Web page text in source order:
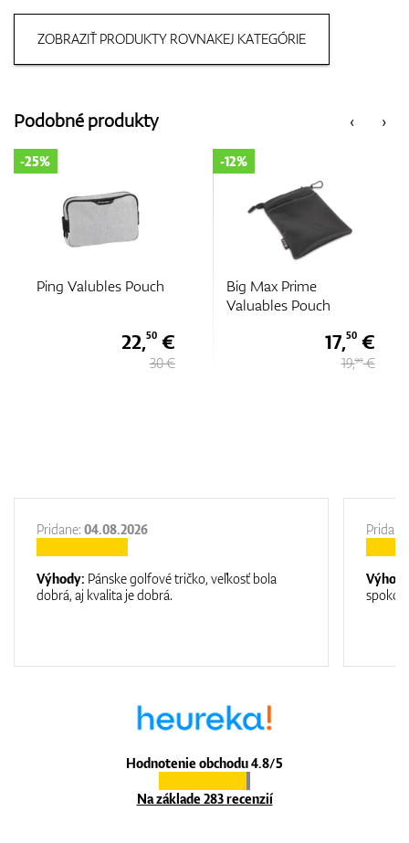
Bagy
Darčekové poukážky
ZOBRAZIŤ PRODUKTY ROVNAKEJ KATEGÓRIE
‹
Podobné produkty ›
Ping Valubles Pouch
-25%
22,50€
30 €
Big Max Prime
Valuables Pouch
-12%
17,50€
19,90€
Hodnotenie obchodu 4.8/5
Na základe 283 recenzií
Pridane: 04.08.2026
Výhody: Pánske golfové tričko, veľkosť bola
dobrá, aj kvalita je dobrá.